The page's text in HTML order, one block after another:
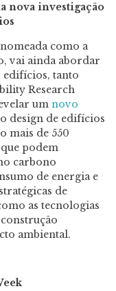
nova investigação
como a
vai ainda abordar
edifícios, tanto
Research
um novo
design de edifícios
mais de 550
podem
carbono
de energia e
de
as tecnologias
ambiental.